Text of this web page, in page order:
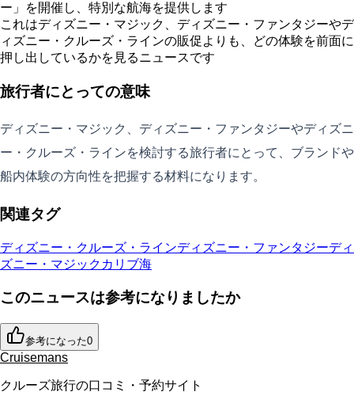
ー」を開催し、特別な航海を提供します
これはディズニー・マジック、ディズニー・ファンタジーやデ
ィズニー・クルーズ・ラインの販促よりも、どの体験を前面に
押し出しているかを見るニュースです
旅行者にとっての意味
ディズニー・マジック、ディズニー・ファンタジーやディズニ
ー・クルーズ・ラインを検討する旅行者にとって、ブランドや
船内体験の方向性を把握する材料になります。
関連タグ
ディズニー・クルーズ・ラインディズニー・ファンタジーディ
ズニー・マジック カリブ海
このニュースは参考になりましたか
参考になった0
Cruisemans
クルーズ旅行の口コミ・予約サイト